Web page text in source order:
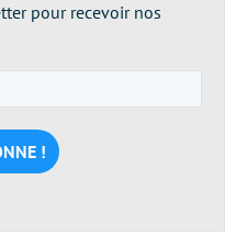
pour recevoir nos